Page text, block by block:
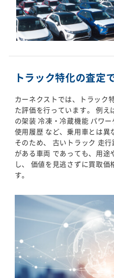
トラック特化の査定
カーネクストでは、トラック
た評価を行っています。 例
の架装 冷凍・冷蔵機能 パワ
使用履歴 など、乗用車とは異
そのため、 古いトラック 走
がある車両 であっても、用
し、 価値を見逃さずに買取
す。